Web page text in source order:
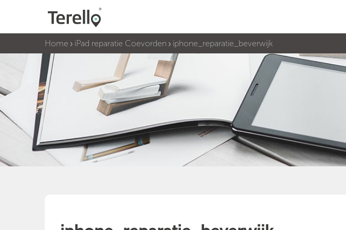
Home iPad reparatie Coevorden iphone_reparatie_beverwijk